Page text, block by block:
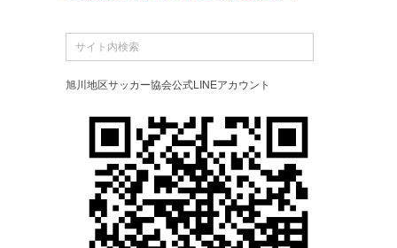
旭川地区サッカー協会公式LINEアカウント